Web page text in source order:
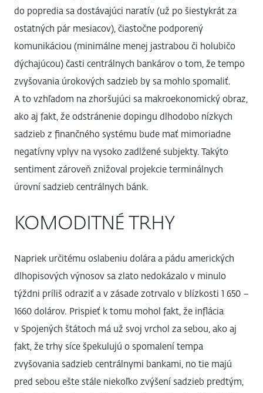
do popredia sa dostávajúci naratív (už po šiestykrát za
ostatných pár mesiacov), čiastočne podporený
komunikáciou (minimálne menej jastrabou či holubičo
dýchajúcou) časti centrálnych bankárov o tom, že tempo
zvyšovania úrokových sadzieb by sa mohlo spomaliť.
A to vzhľadom na zhoršujúci sa makroekonomický obraz,
ako aj fakt, že odstránenie dopingu dlhodobo nízkych
sadzieb z finančného systému bude mať mimoriadne
negatívny vplyv na vysoko zadlžené subjekty. Takýto
sentiment zároveň znižoval projekcie terminálnych
úrovní sadzieb centrálnych bánk.
KOMODITNÉ TRHY
Napriek určitému oslabeniu dolára a pádu amerických
dlhopisových výnosov sa zlato nedokázalo v minulo
týždni príliš odraziť a v zásade zotrvalo v blízkosti 1 650 –
1660 dolárov. Prispieť k tomu mohol fakt, že inflácia
v Spojených štátoch má už svoj vrchol za sebou, ako aj
fakt, že trhy síce špekulujú o spomalení tempa
zvyšovania sadzieb centrálnymi bankami, no tie majú
pred sebou ešte stále niekoľko zvýšení sadzieb predtým,